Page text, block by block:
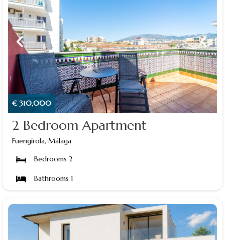
€ 310,000
2 Bedroom Apartment
Fuengirola, Málaga
Bedrooms 2
Bathrooms 1